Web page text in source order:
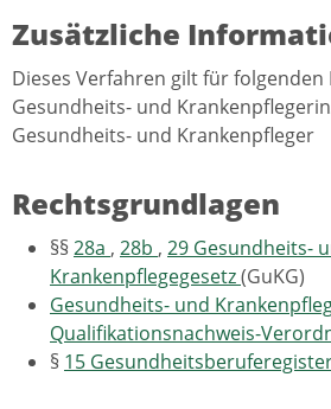
Zusätzliche
Dieses Verfahren gilt für
Gesundheits- und
Gesundheits- und Krankenpfleger
Rechtsgrundlagen
§§28a , 28b , 29 Gesundheits-
Krankenpflegegesetz(GuKG)
Gesundheits- und
Qualifikationsnachweis-
§ 15